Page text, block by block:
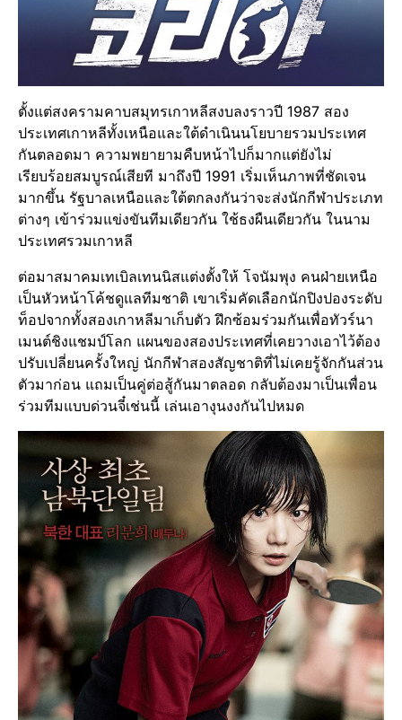
ตั้งแต่สงครามคาบสมุทรเกาหลีสงบลงราวปี 1987 สอง
ประเทศเกาหลีทั้งเหนือและใต้ดำเนินนโยบายรวมประเทศ
กันตลอดมา ความพยายามคืบหน้าไปก็มากแต่ยังไม่
เรียบร้อยสมบูรณ์เสียที มาถึงปี 1991 เริ่มเห็นภาพที่ชัดเจน
มากขึ้น รัฐบาลเหนือและใต้ตกลงกันว่าจะส่งนักกีฬาประเภท
ต่างๆ เข้าร่วมแข่งขันทีมเดียวกัน ใช้ธงผืนเดียวกัน ในนาม
ประเทศรวมเกาหลี
ต่อมาสมาคมเทเบิลเทนนิสแต่งตั้งให้ โจนัมพุง คนฝ่ายเหนือ
เป็นหัวหน้าโค้ชดูแลทีมชาติ เขาเริ่มคัดเลือกนักปิงปองระดับ
ท็อปจากทั้งสองเกาหลีมาเก็บตัว ฝึกซ้อมร่วมกันเพื่อทัวร์นา
เมนต์ชิงแชมป์โลก แผนของสองประเทศที่เคยวางเอาไว้ต้อง
ปรับเปลี่ยนครั้งใหญ่ นักกีฬาสองสัญชาติที่ไม่เคยรู้จักกันส่วน
ตัวมาก่อน แถมเป็นคู่ต่อสู้กันมาตลอด กลับต้องมาเป็นเพื่อน
ร่วมทีมแบบด่วนจี๋เช่นนี้ เล่นเอางุนงงกันไปหมด